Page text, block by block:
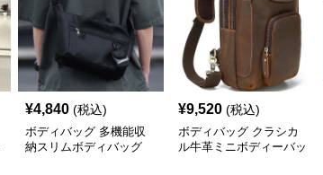
¥4,840 (税込)
ボディバッグ 多機能収
納スリムボディバッグ
¥9,520 (税込)
ボディバッグ クラシカ
ル牛革ミニボディーバッ